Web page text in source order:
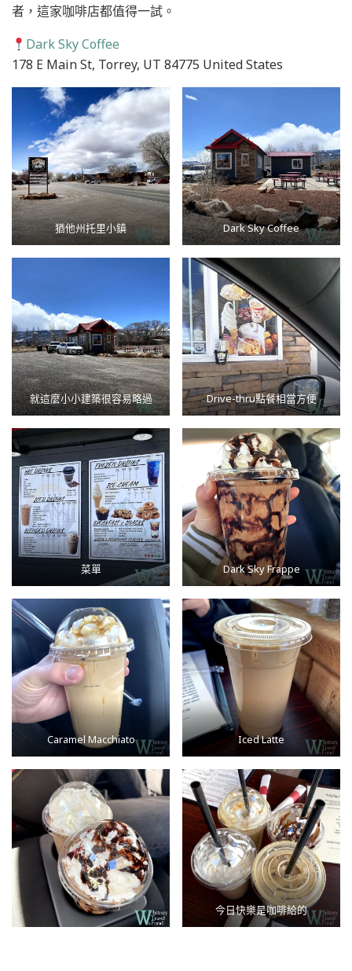
者，這家咖啡店都值得一試。
Dark Sky Coffee
178 E Main St, Torrey, UT 84775 United States
猶他州托里小鎮 Dark Sky Coffee
就這麼小小建築很容易略過 Drive-thru點餐相當方便
菜單 Dark Sky Frappe
Caramel Macchiato Iced Latte
今日快樂是咖啡給的